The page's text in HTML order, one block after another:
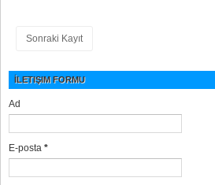
Sonraki Kayıt
İLETIŞIM FORMU
Ad
E-posta*